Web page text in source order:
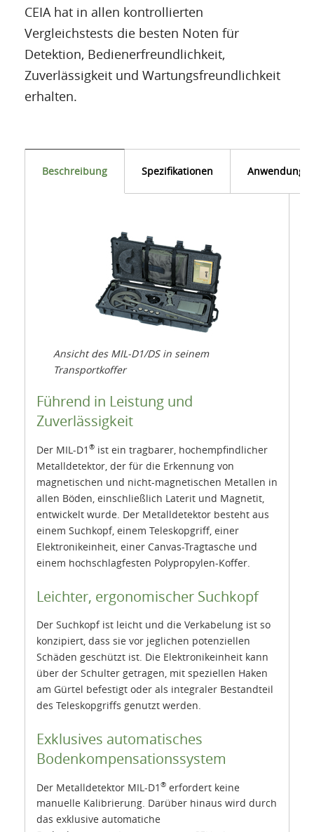
CEIA hat in allen kontrollierten
Vergleichstests die besten Noten für
Detektion, Bedienerfreundlichkeit,
Zuverlässigkeit und Wartungsfreundlichkeit
erhalten.
Beschreibung Spezifikationen
Ansicht des MIL-D1/DS in seinem
Transportkoffer
Führend in Leistung und
Zuverlässigkeit
Der MIL-D1 ® ist ein tragbarer, hochempfindlicher
Metalldetektor, der für die Erkennung von
magnetischen und nicht-magnetischen Metallen in
allen Böden, einschließlich Laterit und Magnetit,
entwickelt wurde. Der Metalldetektor besteht aus
einem Suchkopf, einem Teleskopgriff, einer
Elektronikeinheit, einer Canvas-Tragtasche und
einem hochschlagfesten Polypropylen-Koffer.
Leichter, ergonomischer Suchkopf
Der Suchkopf ist leicht und die Verkabelung ist so
konzipiert, dass sie vor jeglichen potenziellen
Schäden geschützt ist. Die Elektronikeinheit kann
über der Schulter getragen, mit speziellen Haken
am Gürtel befestigt oder als integraler Bestandteil
des Teleskopgriffs genutzt werden.
Exklusives automatisches
Bodenkompensationssystem
Der Metalldetektor MIL-D1 ® erfordert keine
manuelle Kalibrierung. Darüber hinaus wird durch
das exklusive automatiche